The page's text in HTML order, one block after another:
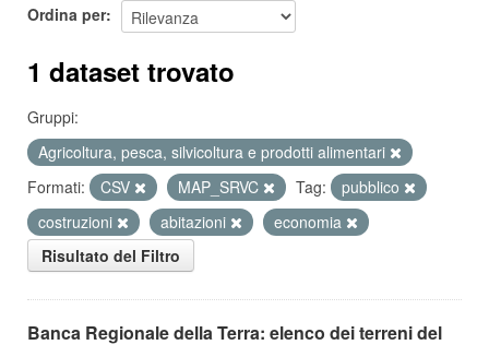
Ordina per
1 dataset trovato
Gruppi:
Agricoltura, pesca, silvicoltura e prodotti alimentari
Formati:
CSV MAP_SRVC Tag:
pubblico
costruzioni
abitazioni
economia
Risultato del Filtro
Banca Regionale della Terra: elenco dei terreni del